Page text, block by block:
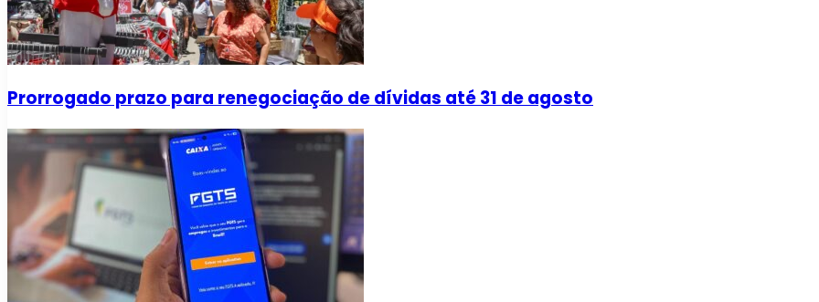
Prorrogado prazo para renegociação de dívidas até 31 de agosto